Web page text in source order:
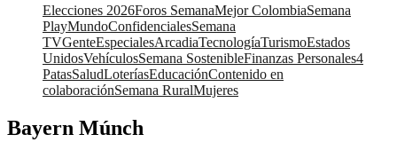
Elecciones 2026Foros SemanaMejor ColombiaSemana
PlayMundoConfidencialesSemana
TVGenteEspecialesArcadiaTecnologíaTurismoEstados
UnidosVehículosSemana SostenibleFinanzas Personales4
PatasSaludLoteríasEducaciónContenido en
colaboraciónSemana RuralMujeres
Bayern Múnch